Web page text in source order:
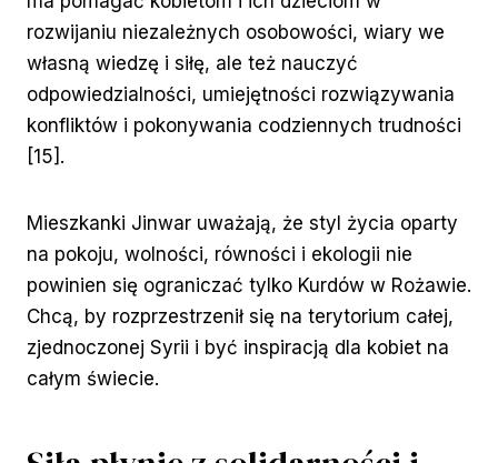
rozwijaniu niezależnych osobowości, wiary we
własną wiedzę i siłę, ale też nauczyć
odpowiedzialności, umiejętności rozwiązywania
konfliktów i pokonywania codziennych trudności
[15].
Mieszkanki Jinwar uważają, że styl życia oparty
na pokoju, wolności, równości i ekologii nie
powinien się ograniczać tylko Kurdów w Rożawie.
Chcą, by rozprzestrzenił się na terytorium całej,
zjednoczonej Syrii i być inspiracją dla kobiet na
całym świecie.